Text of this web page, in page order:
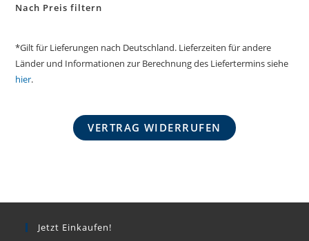
Nach Preis filtern
*Gilt für Lieferungen nach Deutschland. Lieferzeiten für andere
Länder und Informationen zur Berechnung des Liefertermins siehe
hier.
VERTRAG WIDERRUFEN
Jetzt Einkaufen!